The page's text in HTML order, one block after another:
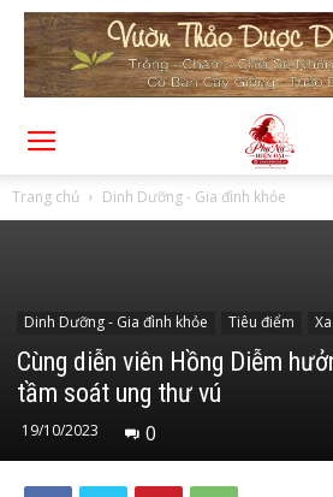
Trang chủ Dinh Dưỡng - Gia đình khỏe
Dinh Dưỡng - Gia đình khỏe Tiêu điểm
Cùng diễn viên Hồng Diễm
tầm soát ung thư vú
19/10/2023 0